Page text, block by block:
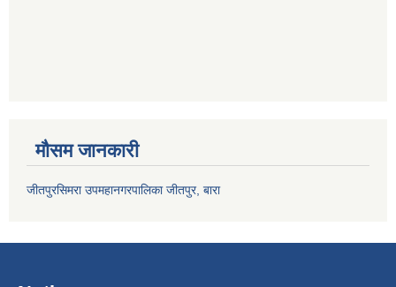
मौसम जानकारी
जीतपुरसिमरा उपमहानगरपालिका जीतपुर, बारा